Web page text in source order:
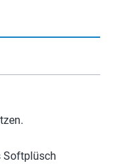
Softplüsch